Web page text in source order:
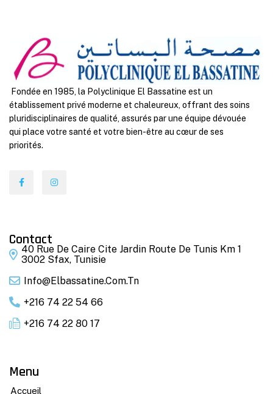
Fondée en 1985, la Polyclinique El Bassatine est un
établissement privé moderne et chaleureux, offrant des soins
pluridisciplinaires de qualité, assurés par une équipe dévouée
qui place votre santé et votre bien-être au cœur de ses
priorités.
Contact
40 Rue De Caire Cite Jardin Route De Tunis Km 1
3002 Sfax, Tunisie
Info@elbassatine.com.tn
+216 74 22 54 66
+216 74 22 80 17
Menu
Accueil